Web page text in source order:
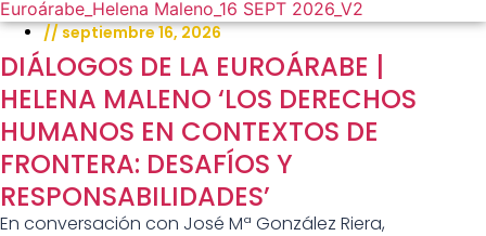
//septiembre 16, 2026
DIÁLOGOS DE LA EUROÁRABE |
HELENA MALENO ‘LOS DERECHOS
HUMANOS EN CONTEXTOS DE
FRONTERA: DESAFÍOS Y
RESPONSABILIDADES’
En conversación con José Mª González Riera,